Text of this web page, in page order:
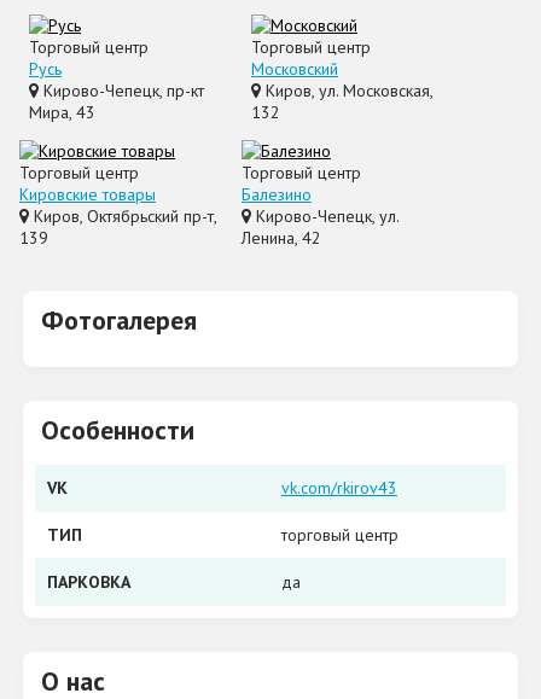
Торговый центр
Русь
Кирово-Чепецк, пр-кт
Мира, 43
Торговый центр
Московский
Киров, ул. Московская,
132
Торговый центр
Кировские товары
Киров, Октябрьский пр-т,
139
Торговый центр
Балезино
Кирово-Чепецк, ул.
Ленина, 42
Фотогалерея
Особенности
VK vk.com/rkirov43
ТИП торговый центр
ПАРКОВКА да
О нас